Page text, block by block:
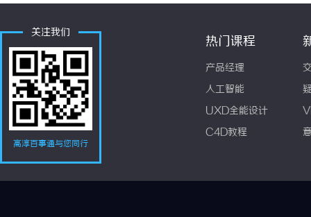
关注我们
高淳百事通与您同行
热门课程
产品经理
人工智能
UXD全能设计
C4D教程